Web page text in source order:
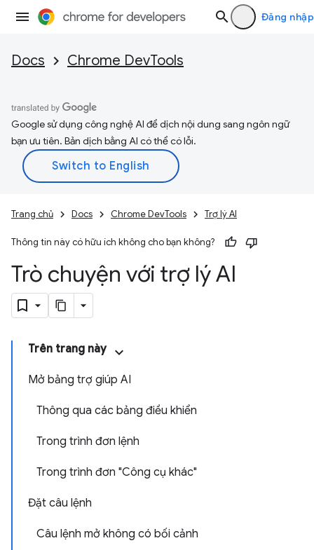
Đăng nhập
Docs Chrome DevTools
Google sử dụng công nghệ AI để dịch nội dung sang ngôn ngữ
bạn ưu tiên. Bản dịch bằng AI có thể có lỗi.
Trang chủ Docs Chrome DevTools Trợ lý AI
Thông tin này có hữu ích không cho bạn không?
Trò chuyện với trợ lý AI
Trên trang này
Mở bảng trợ giúp AI
Thông qua các bảng điều khiển
Trong trình đơn lệnh
Trong trình đơn "Công cụ khác"
Đặt câu lệnh
Câu lệnh mở không có bối cảnh